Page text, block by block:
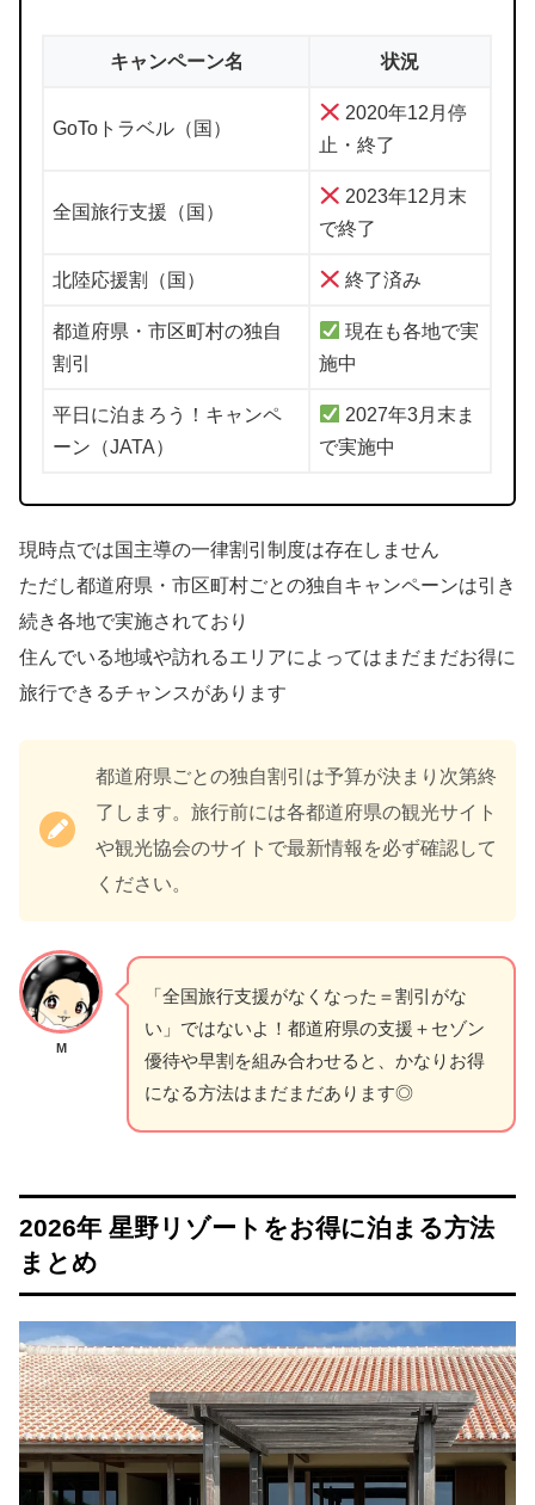
キャンペーン名 状況
GoToトラベル（国）
2020年12月停
止・終了
全国旅行支援（国）
2023年12月末
で終了
北陸応援割（国） 終了済み
都道府県・市区町村の独自
割引
現在も各地で実
施中
平日に泊まろう！キャンペ
ーン（JATA）
2027年3月末ま
で実施中
現時点では国主導の一律割引制度は存在しません
ただし都道府県・市区町村ごとの独自キャンペーンは引き
続き各地で実施されており
住んでいる地域や訪れるエリアによってはまだまだお得に
旅行できるチャンスがあります
都道府県ごとの独自割引は予算が決まり次第終
了します。旅行前には各都道府県の観光サイト
や観光協会のサイトで最新情報を必ず確認して
ください。
M
「全国旅行支援がなくなった＝割引がな
い」ではないよ！都道府県の支援＋セゾン
優待や早割を組み合わせると、かなりお得
になる方法はまだまだあります◎
2026年 星野リゾートをお得に泊まる方法
まとめ